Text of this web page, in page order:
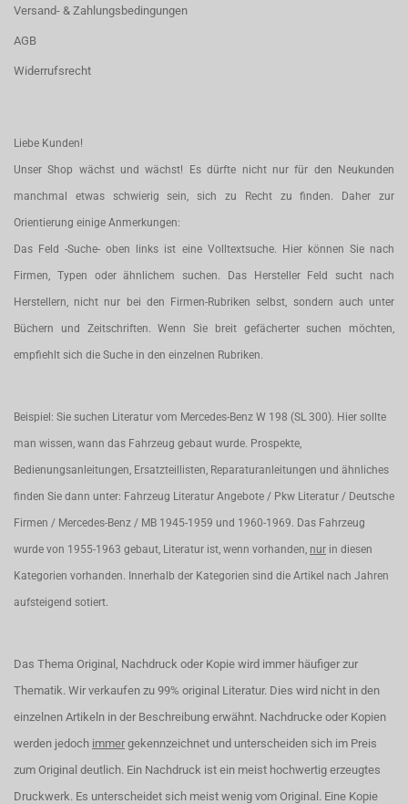
Versand- & Zahlungsbedingungen
AGB
Widerrufsrecht
Liebe Kunden!
Unser Shop wächst und wächst! Es dürfte nicht nur für den Neukunden
manchmal etwas schwierig sein, sich zu Recht zu finden. Daher zur
Orientierung einige Anmerkungen:
Das Feld -Suche- oben links ist eine Volltextsuche. Hier können Sie nach
Firmen, Typen oder ähnlichem suchen. Das Hersteller Feld sucht nach
Herstellern, nicht nur bei den Firmen-Rubriken selbst, sondern auch unter
Büchern und Zeitschriften. Wenn Sie breit gefächerter suchen möchten,
empfiehlt sich die Suche in den einzelnen Rubriken.
Beispiel: Sie suchen Literatur vom Mercedes-Benz W 198 (SL 300). Hier sollte
man wissen, wann das Fahrzeug gebaut wurde. Prospekte,
Bedienungsanleitungen, Ersatzteillisten, Reparaturanleitungen und ähnliches
finden Sie dann unter: Fahrzeug Literatur Angebote / Pkw Literatur / Deutsche
Firmen / Mercedes-Benz / MB 1945-1959 und 1960-1969. Das Fahrzeug
wurde von 1955-1963 gebaut, Literatur ist, wenn vorhanden, nur in diesen
Kategorien vorhanden. Innerhalb der Kategorien sind die Artikel nach Jahren
aufsteigend sotiert.
Das Thema Original, Nachdruck oder Kopie wird immer häufiger zur
Thematik. Wir verkaufen zu 99% original Literatur. Dies wird nicht in den
einzelnen Artikeln in der Beschreibung erwähnt. Nachdrucke oder Kopien
werden jedoch immer gekennzeichnet und unterscheiden sich im Preis
zum Original deutlich. Ein Nachdruck ist ein meist hochwertig erzeugtes
Druckwerk. Es unterscheidet sich meist wenig vom Original. Eine Kopie